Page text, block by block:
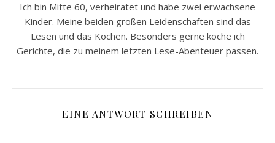
Ich bin Mitte 60, verheiratet und habe zwei erwachsene
Kinder. Meine beiden großen Leidenschaften sind das
Lesen und das Kochen. Besonders gerne koche ich
Gerichte, die zu meinem letzten Lese-Abenteuer passen.
EINE ANTWORT SCHREIBEN